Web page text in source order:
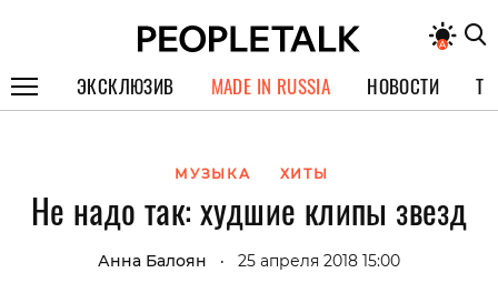
ЭКСКЛЮЗИВ
СПЕЦПРОЕКТЫ
ИНТЕРВЬЮ
ПОКОЛЕНИЕ
MADE IN RUSSIA НОВОСТИ
МУЗЫКА ХИТЫ
Не надо так: худшие клипы звезд
Анна Балоян • 25 апреля 2018 15:00